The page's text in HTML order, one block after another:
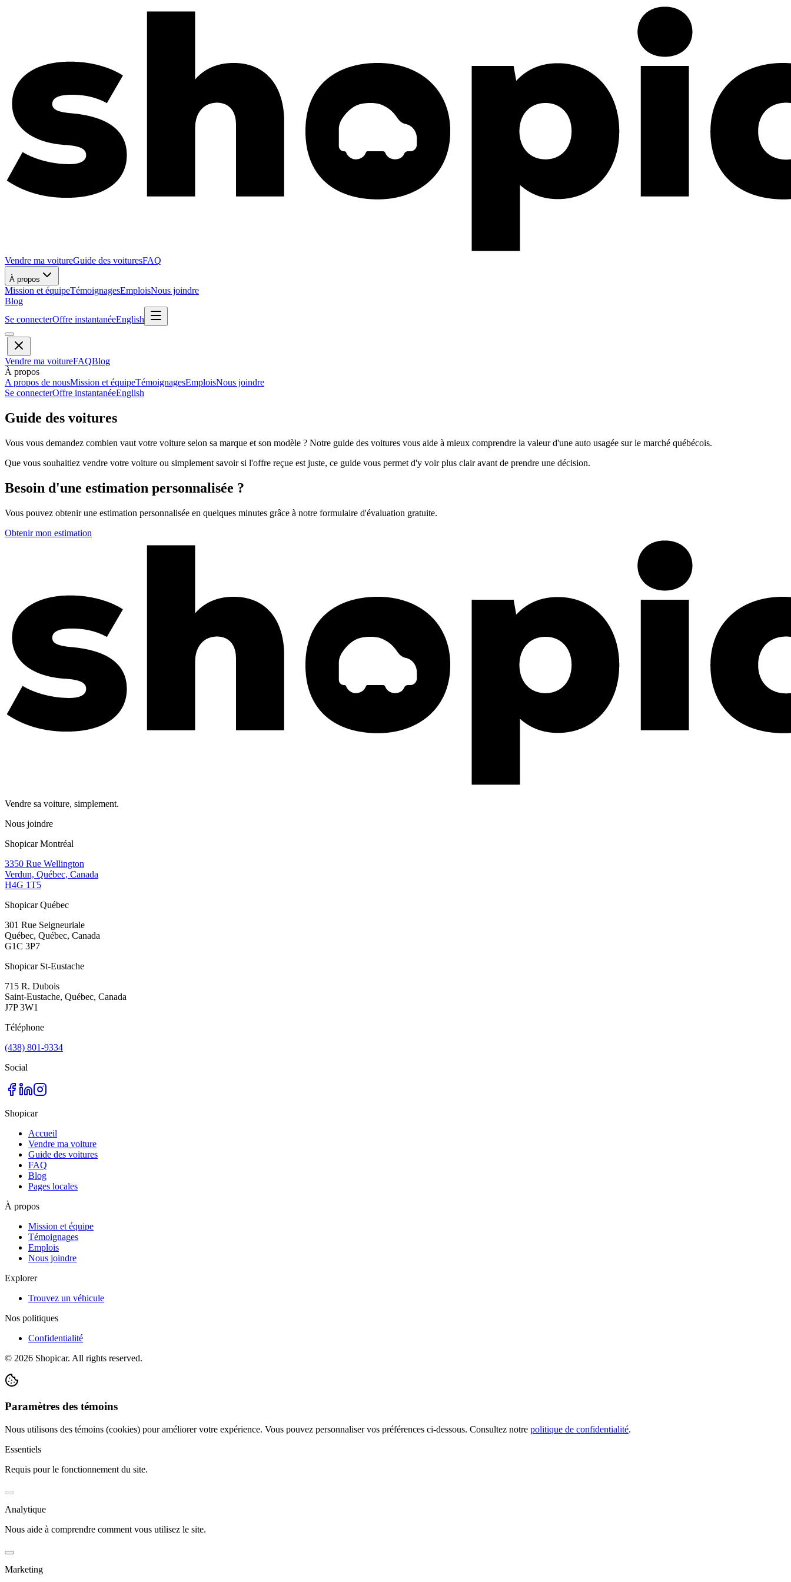
Vendre ma voitureGuide des voituresFAQ
À propos
Mission et équipeTémoignagesEmploisNous joindre
Blog
Se connecterOffre instantanéeEnglish
Vendre ma voitureFAQBlog
À propos
A propos de nousMission et équipeTémoignagesEmploisNous joindre
Se connecterOffre instantanéeEnglish
Guide des voitures
Vous vous demandez combien vaut votre voiture selon sa marque et son modèle ? Notre guide des voitures vous aide à mieux comprendre la valeur d'une auto usagée sur le marché québécois.
Que vous souhaitiez vendre votre voiture ou simplement savoir si l'offre reçue est juste, ce guide vous permet d'y voir plus clair avant de prendre une décision.
Besoin d'une estimation personnalisée ?
Vous pouvez obtenir une estimation personnalisée en quelques minutes grâce à notre formulaire d'évaluation gratuite.
Obtenir mon estimation
Vendre sa voiture, simplement.
Nous joindre
Shopicar Montréal
3350 Rue Wellington
Verdun, Québec, Canada
H4G 1T5
Shopicar Québec
301 Rue Seigneuriale
Québec, Québec, Canada
G1C 3P7
Shopicar St-Eustache
715 R. Dubois
Saint-Eustache, Québec, Canada
J7P 3W1
Téléphone
(438) 801-9334
Social
Shopicar
Accueil
Vendre ma voiture
Guide des voitures
FAQ
Blog
Pages locales
À propos
Mission et équipe
Témoignages
Emplois
Nous joindre
Explorer
Trouvez un véhicule
Nos politiques
Confidentialité
© 2026 Shopicar. All rights reserved.
Paramètres des témoins
Nous utilisons des témoins (cookies) pour améliorer votre expérience. Vous pouvez personnaliser vos préférences ci-dessous. Consultez notre politique de confidentialité.
Essentiels
Requis pour le fonctionnement du site.
Analytique
Nous aide à comprendre comment vous utilisez le site.
Marketing